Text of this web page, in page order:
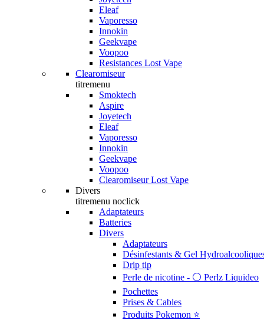
Eleaf
Vaporesso
Innokin
Geekvape
Voopoo
Resistances Lost Vape
Clearomiseur
titremenu
Smoktech
Aspire
Joyetech
Eleaf
Vaporesso
Innokin
Geekvape
Voopoo
Clearomiseur Lost Vape
Divers
titremenu noclick
Adaptateurs
Batteries
Divers
Adaptateurs
Désinfestants & Gel
Drip tip
Perle de nicotine - ⚪️ Perlz Liquideo
Pochettes
Prises & Cables
Produits Pokemon ⭐️